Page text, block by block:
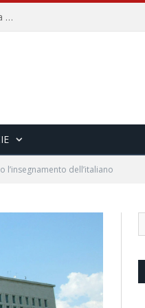
Università per Stranieri di Siena – Inaugurazione dei Corsi di Lingua e Cultura Italiana, 109a annata
l’insegnamento dell’italiano